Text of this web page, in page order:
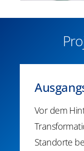
Vor dem
Standorte